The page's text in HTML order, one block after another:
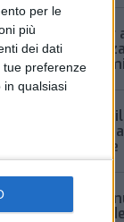
per le
più
dei dati
tue preferenze
in qualsiasi
Park
sterline
Msc
crollo